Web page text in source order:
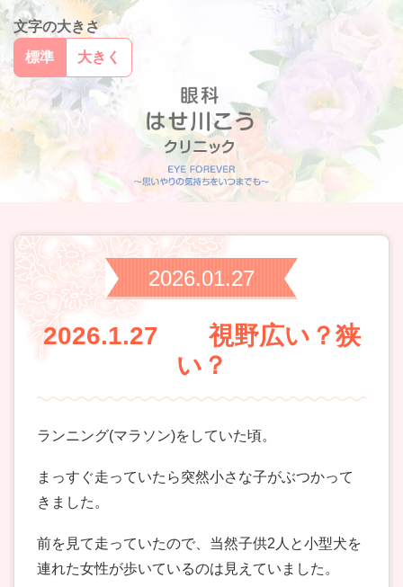
文字の大きさ
標準
大きく
2026.01.27
2026.1.27 視野広い？狭
い？
ランニング(マラソン)をしていた頃。
まっすぐ走っていたら突然小さな子がぶつかって
きました。
前を見て走っていたので、当然子供2人と小型犬を
連れた女性が歩いているのは見えていました。